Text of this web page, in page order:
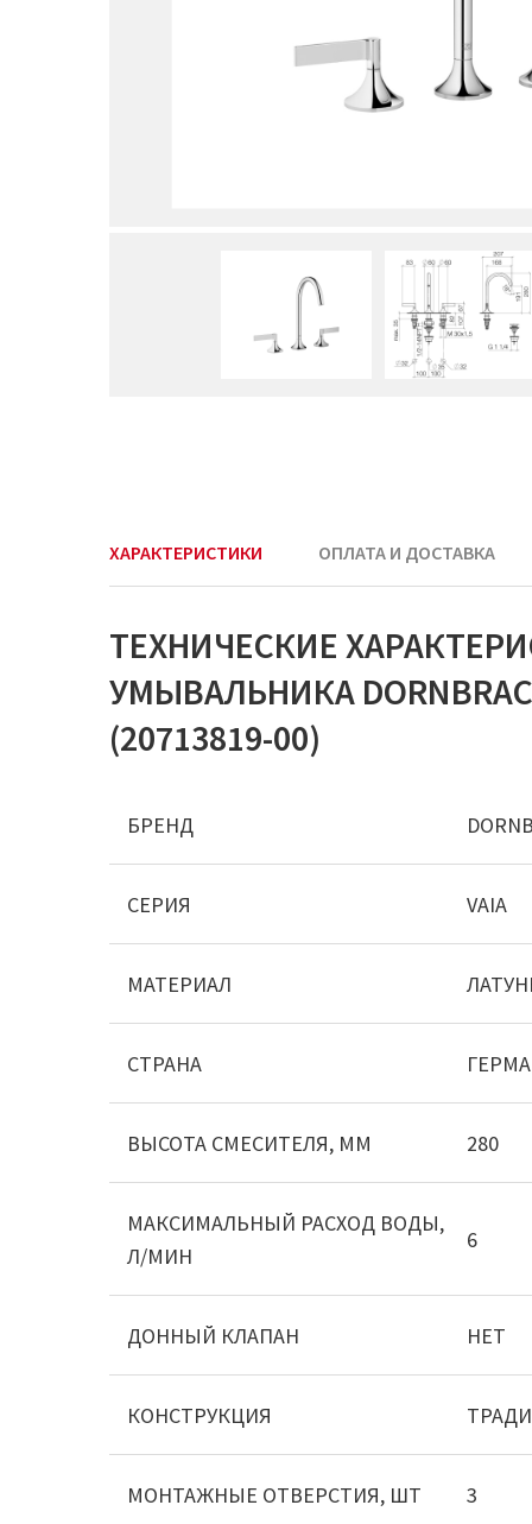
ХАРАКТЕРИСТИКИ ОПЛАТА И ДОСТАВКА
ТЕХНИЧЕСКИЕ
УМЫВАЛЬНИКА
(20713819-00)
БРЕНД
СЕРИЯ VAIA
МАТЕРИАЛ
СТРАНА
ВЫСОТА СМЕСИТЕЛЯ, ММ 280
МАКСИМАЛЬНЫЙ РАСХОД ВОДЫ,
Л/МИН
6
ДОННЫЙ КЛАПАН НЕТ
КОНСТРУКЦИЯ
МОНТАЖНЫЕ ОТВЕРСТИЯ, ШТ 3